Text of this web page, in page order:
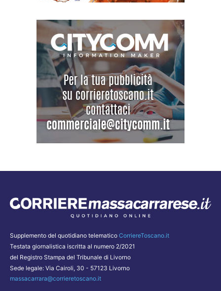
Supplemento del quotidiano telematico CorriereToscano.it
Testata giornalistica iscritta al numero 2/2021
del Registro Stampa del Tribunale di Livorno
Sede legale: Via Cairoli, 30 - 57123 Livorno
massacarrara@corrieretoscano.it